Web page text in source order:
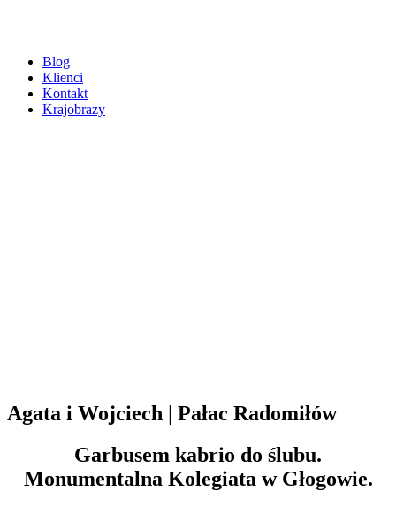
Blog
Klienci
Kontakt
Krajobrazy
Agata i Wojciech | Pałac Radomiłów
Garbusem kabrio do ślubu.
Monumentalna Kolegiata w Głogowie.